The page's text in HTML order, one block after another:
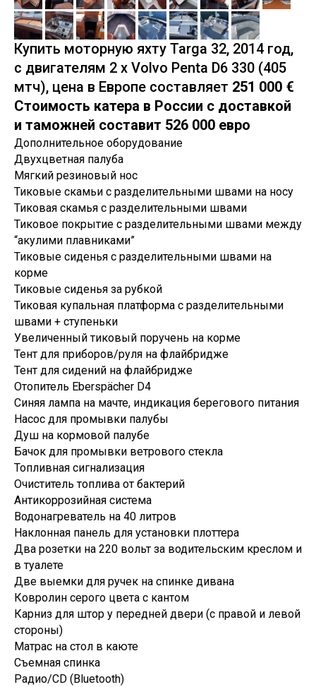
Купить моторную яхту Targa 32, 2014 год,
c двигателям 2 х Volvo Penta D6 330 (405
мтч), цена в Европе составляет 251 000 €
Стоимость катера в России с доставкой
и таможней составит 526 000 евро
Дополнительное оборудование
Двухцветная палуба
Мягкий резиновый нос
Тиковые скамьи с разделительными швами на носу
Тиковая скамья с разделительными швами
Тиковое покрытие с разделительными швами между
“акулими плавниками”
Тиковые сиденья с разделительными швами на
корме
Тиковые сиденья за рубкой
Тиковая купальная платформа с разделительными
швами + ступеньки
Увеличенный тиковый поручень на корме
Тент для приборов/руля на флайбридже
Тент для сидений на флайбридже
Отопитель Eberspächer D4
Синяя лампа на мачте, индикация берегового питания
Насос для промывки палубы
Душ на кормовой палубе
Бачок для промывки ветрового стекла
Топливная сигнализация
Очиститель топлива от бактерий
Антикоррозийная система
Водонагреватель на 40 литров
Наклонная панель для установки плоттера
Два розетки на 220 вольт за водительским креслом и
в туалете
Две выемки для ручек на спинке дивана
Ковролин серого цвета с кантом
Карниз для штор у передней двери (с правой и левой
стороны)
Матрас на стол в каюте
Съемная спинка
Радио/CD (Bluetooth)